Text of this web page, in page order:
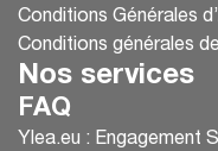
Conditions Générales
Conditions générales
Nos services
FAQ
Ylea.eu : Engagement